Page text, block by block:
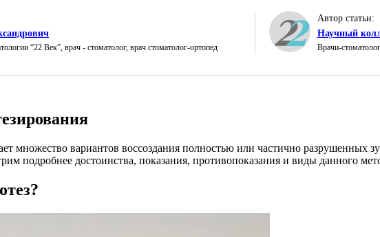
“22 Век”, врач - стоматолог, врач стоматолог-ортопед
Автор статьи:
Научный
Врачи-
множество вариантов воссоздания полностью или частично разрушенных
подробнее достоинства, показания, противопоказания и виды данного